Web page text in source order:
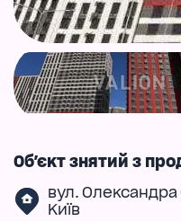
Об'єкт знятий з
вул.
Київ